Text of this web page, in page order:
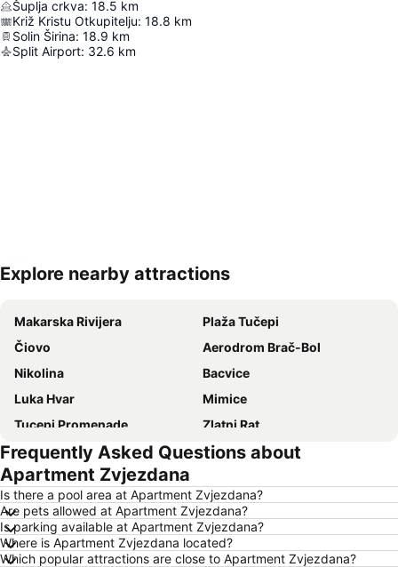
Šuplja crkva: 18.5 km
Križ Kristu Otkupitelju: 18.8 km
Solin Širina: 18.9 km
Split Airport: 32.6 km
Explore nearby attractions
Makarska Rivijera
Plaža Tučepi
Čiovo
Aerodrom Brač-Bol
Nikolina
Bacvice
Luka Hvar
Mimice
Tucepi Promenade
Zlatni Rat
Camp Vira
Zivogoste beach
Riva
Duga Uvala
Park Prirode Biokovo
Pučišća
Stobreč
Port of Split
Srebrna Vrata
Frequently Asked Questions about
Apartment Zvjezdana
Is there a pool area at Apartment Zvjezdana?
Are pets allowed at Apartment Zvjezdana?
Is parking available at Apartment Zvjezdana?
Where is Apartment Zvjezdana located?
Which popular attractions are close to Apartment Zvjezdana?